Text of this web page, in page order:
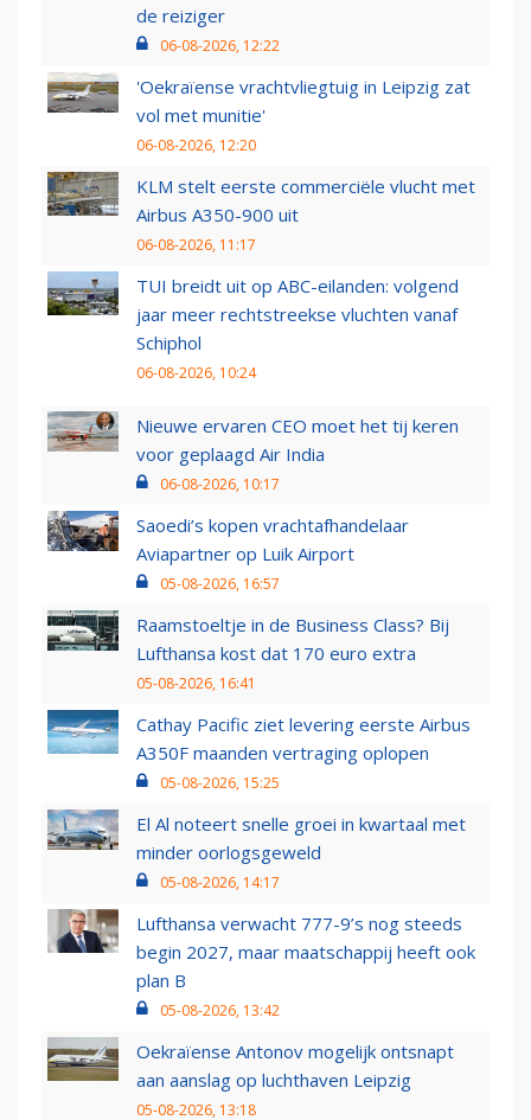
de reiziger
06-08-2026, 12:22
'Oekraïense vrachtvliegtuig in Leipzig zat
vol met munitie'
06-08-2026, 12:20
KLM stelt eerste commerciële vlucht met
Airbus A350-900 uit
06-08-2026, 11:17
TUI breidt uit op ABC-eilanden: volgend
jaar meer rechtstreekse vluchten vanaf
Schiphol
06-08-2026, 10:24
Nieuwe ervaren CEO moet het tij keren
voor geplaagd Air India
06-08-2026, 10:17
Saoedi’s kopen vrachtafhandelaar
Aviapartner op Luik Airport
05-08-2026, 16:57
Raamstoeltje in de Business Class? Bij
Lufthansa kost dat 170 euro extra
05-08-2026, 16:41
Cathay Pacific ziet levering eerste Airbus
A350F maanden vertraging oplopen
05-08-2026, 15:25
El Al noteert snelle groei in kwartaal met
minder oorlogsgeweld
05-08-2026, 14:17
Lufthansa verwacht 777-9’s nog steeds
begin 2027, maar maatschappij heeft ook
plan B
05-08-2026, 13:42
Oekraïense Antonov mogelijk ontsnapt
aan aanslag op luchthaven Leipzig
05-08-2026, 13:18